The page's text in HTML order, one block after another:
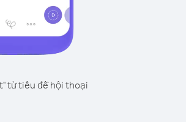
từ tiêu đề hội thoại